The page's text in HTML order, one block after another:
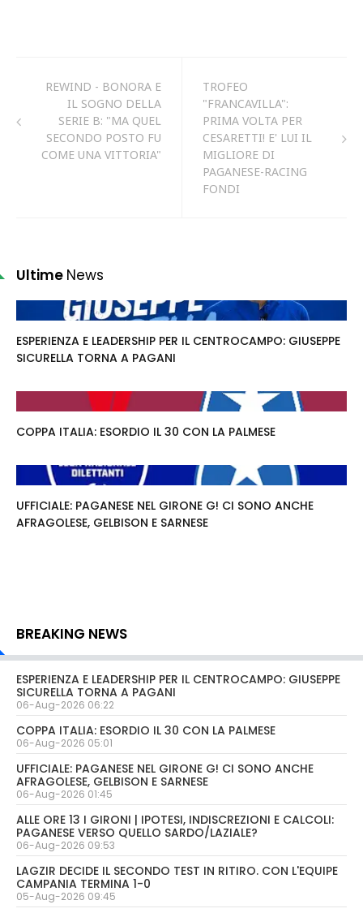
REWIND - BONORA E
IL SOGNO DELLA
SERIE B: "MA QUEL
SECONDO POSTO FU
COME UNA VITTORIA"
TROFEO
"FRANCAVILLA":
PRIMA VOLTA PER
CESARETTI! E' LUI IL
MIGLIORE DI
PAGANESE-RACING
FONDI
Ultime News
ESPERIENZA E LEADERSHIP PER IL CENTROCAMPO: GIUSEPPE
SICURELLA TORNA A PAGANI
COPPA ITALIA: ESORDIO IL 30 CON LA PALMESE
UFFICIALE: PAGANESE NEL GIRONE G! CI SONO ANCHE
AFRAGOLESE, GELBISON E SARNESE
BREAKING NEWS
ESPERIENZA E LEADERSHIP PER IL CENTROCAMPO: GIUSEPPE
SICURELLA TORNA A PAGANI
06-Aug-2026 06:22
COPPA ITALIA: ESORDIO IL 30 CON LA PALMESE
06-Aug-2026 05:01
UFFICIALE: PAGANESE NEL GIRONE G! CI SONO ANCHE
AFRAGOLESE, GELBISON E SARNESE
06-Aug-2026 01:45
ALLE ORE 13 I GIRONI | IPOTESI, INDISCREZIONI E CALCOLI:
PAGANESE VERSO QUELLO SARDO/LAZIALE?
06-Aug-2026 09:53
LAGZIR DECIDE IL SECONDO TEST IN RITIRO. CON L'EQUIPE
CAMPANIA TERMINA 1-0
05-Aug-2026 09:45